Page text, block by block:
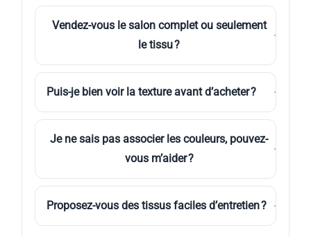
Vendez-vous le salon complet ou seulement
le tissu ?
＋
(velours, jacquard, anti-taches) ainsi que les
accessoires coordonnés. La confection
s’effectue ensuite chez l’artisan de votre
Puis-je bien voir la texture avant d’acheter ? ＋
haute définitionavec des vues rapprochées
pour apprécier la trame, la brillance et le
relief. En cas d’hésitation, envoyez-nous des
personnalisé.
Je ne sais pas associer les couleurs, pouvez-
vous m’aider ?
＋
des combinaisons prêtes à l’emploi (assises,
dossiers, coussins, passementerie) adaptées
Proposez-vous des tissus faciles d’entretien ? ＋